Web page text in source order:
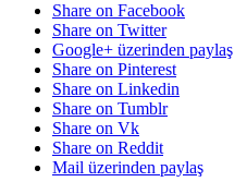
Share on Facebook
Share on Twitter
Google+ üzerinden paylaş
Share on Pinterest
Share on Linkedin
Share on Tumblr
Share on Vk
Share on Reddit
Mail üzerinden paylaş